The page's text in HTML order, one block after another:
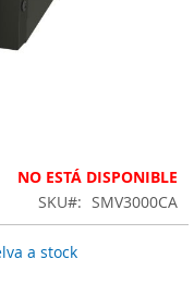
NO ESTÁ DISPONIBLE
SKU
SMV3000CA
a stock